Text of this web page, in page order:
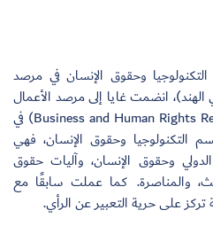
وحقوق الإنسان في مرصد
انضمت غايا إلى مرصد الأعمال
وحقوق الإنسان (Business and Human Rights Resource Centre) في
كرئيسة لقسم التكنولوجيا وحقوق الإنسان، فهي
وحقوق الإنسان، وآليات حقوق
والمناصرة. كما عملت سابقًا مع
على حرية التعبير عن الرأي.